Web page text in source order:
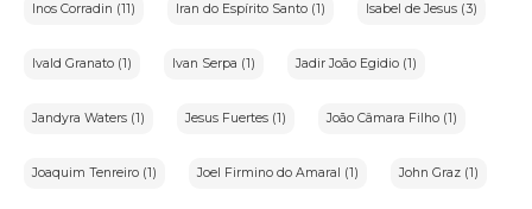
Inos Corradin (11) Iran do Espírito Santo (1) Isabel de Jesus (3)
Ivald Granato (1) Ivan Serpa (1) Jadir João Egidio (1)
Jandyra Waters (1) Jesus Fuertes (1) João Câmara Filho (1)
Joaquim Tenreiro (1) Joel Firmino do Amaral (1) John Graz (1)